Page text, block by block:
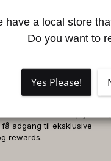
kundeklub - optjen
adgang til eksklusive
rewards.
have a local store
Do you want to
Yes Please!